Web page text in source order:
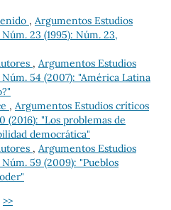
, Argumentos Estudios
23 (1995): Núm. 23,
, Argumentos Estudios
54 (2007): "América Latina
, Argumentos Estudios críticos
(2016): "Los problemas de
democrática"
, Argumentos Estudios
59 (2009): "Pueblos
>>